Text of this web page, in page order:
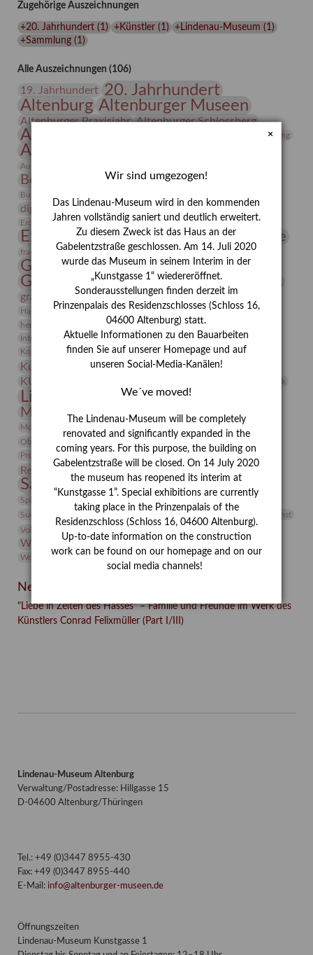
und
Freunde
im
des
Künstlers
Conrad
Felixmüller
Zugehörige Auszeichnungen
+20. Jahrhundert(1 ) +Künstler(1 ) +Lindenau-Museum (1 )
+Sammlung(1 )
Alle Auszeichnungen (106)
19. Jahrhundert 20. Jahrhundert
Altenburg Altenburger Museen
Altenburger Praxisjahr Altenburger Schlossberg
Antike Asta Gröting
Ausstellung
Ausstellung „Vier Winde“
Bernhard August von Lindenau
Burg Posterstein
digitallabor Entartete Kunst
Enteignung
Erdmann Julius Dietrich
Erlebnisportal estrusker Exlibris
Expressionismus Festrede Florenz Fotografie
frauen Frauen in der Antike und heute
Gerhard-Altenbourg-Preis
Gerhard Altenbourg
Gerhard Kurt Müller
grafische sammlung griechische Mythologie
Hanns-Conon von der Gabelentz Heinrich Kirchhoff Heldinnen
herman de vries Humboldt
Insekten
Integriertes Schädlingsmanagement
Italien Jahresempfang
Jubiläum
Kolosseum
Kooperationsausstellung Korkmodelle Kunst
Kunstmuseum Kunstvermittlung Kunst von Kühl
KUNSTWAND Lehmbruck
Lindenau-Museum Marstall
Museumsgeschichte Museumsnacht
Museumspädagogik Natur
Neue Remise
Objekt im Fokus
Peter Schnürpel Phelloplastik
Provenienz
Provenienzforschung
Restaurierung Ruth Wolf-Rehfeld
Sammlung Samstagszeichner
Sphinx
studio Studio Bildende Kunst
studioDIGITAL
Suermondt-Ludwig-Museum
Vermittlung
Videokunst
Volontariat
Weihnachten
Werkbetrachtung Wissenschaft
Wolf und Hund
Zirkuswoche
Neueste Beiträge
"Liebe in Zeiten des Hasses" – Familie und Freunde im Werk des
Künstlers Conrad Felixmüller (Part I/III)
Lindenau-Museum Altenburg
Verwaltung/Postadresse: Hillgasse 15
D-04600 Altenburg/Thüringen
Tel.: +49 (0)3447 8955-430
Fax: +49 (0)3447 8955-440
E-Mail: info@altenburger-museen.de
Öffnungszeiten
Lindenau-Museum Kunstgasse 1
×
Wir sind umgezogen!
Das Lindenau-Museum wird in den kommenden
Jahren vollständig saniert und deutlich erweitert.
Zu diesem Zweck ist das Haus an der
Gabelentzstraße geschlossen. Am 14. Juli 2020
wurde das Museum in seinem Interim in der
„Kunstgasse 1“ wiedereröffnet.
Sonderausstellungen finden derzeit im
Prinzenpalais des Residenzschlosses (Schloss 16,
04600 Altenburg) statt.
Aktuelle Informationen zu den Bauarbeiten
finden Sie auf unserer Homepage und auf
unseren Social-Media-Kanälen!
We´ve moved!
The Lindenau-Museum will be completely
renovated and significantly expanded in the
coming years. For this purpose, the building on
Gabelentzstraße will be closed. On 14 July 2020
the museum has reopened its interim at
“Kunstgasse 1”. Special exhibitions are currently
taking place in the Prinzenpalais of the
Residenzschloss (Schloss 16, 04600 Altenburg).
Up-to-date information on the construction
work can be found on our homepage and on our
social media channels!